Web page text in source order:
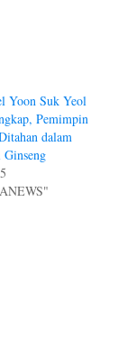
Yoon Suk Yeol
Pemimpin
dalam
Ginseng